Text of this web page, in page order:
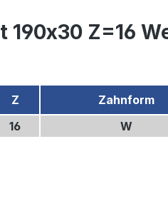
Z=16
Z
Zahnform
16 W